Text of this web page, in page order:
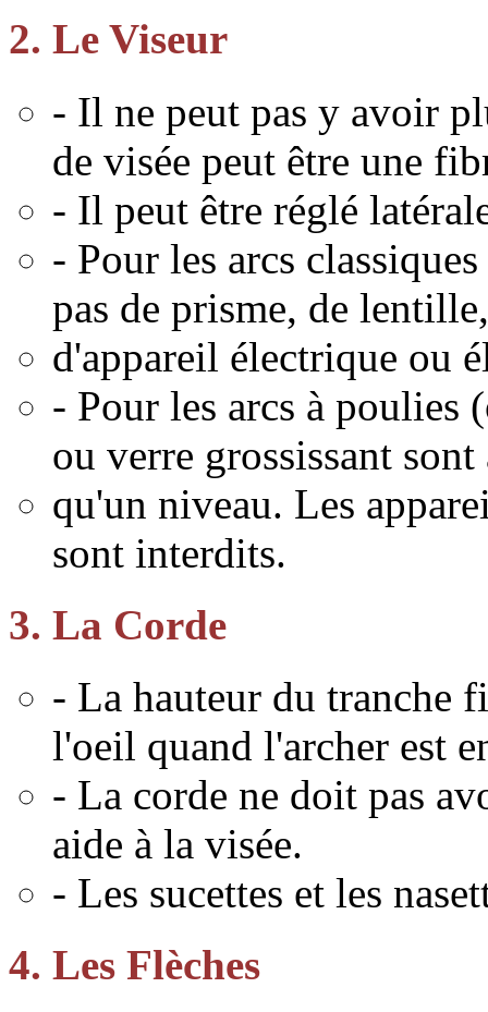
2. Le Viseur
- Il ne peut pas y avoir
de visée peut être une
- Il peut être réglé
- Pour les arcs
pas de prisme, de
d'appareil électrique ou
- Pour les arcs à
ou verre grossissant
qu'un niveau. Les
sont interdits.
3. La Corde
- La hauteur du tranche
l'oeil quand l'archer est
- La corde ne doit pas
aide à la visée.
- Les sucettes et les
4. Les Flèches